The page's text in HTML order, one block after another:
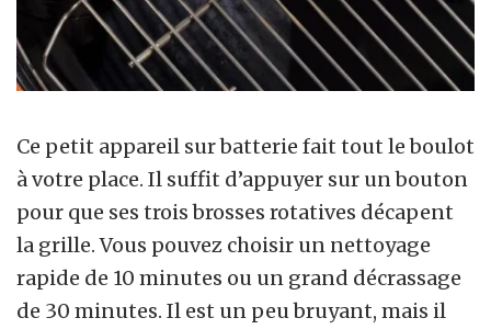
Ce petit appareil sur batterie fait tout le boulot
à votre place. Il suffit d’appuyer sur un bouton
pour que ses trois brosses rotatives décapent
la grille. Vous pouvez choisir un nettoyage
rapide de 10 minutes ou un grand décrassage
de 30 minutes. Il est un peu bruyant, mais il